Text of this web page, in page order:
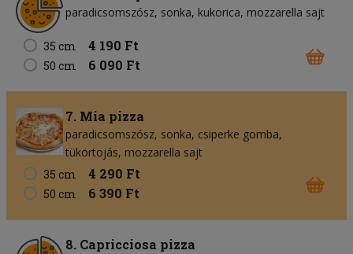
paradicsomszósz sonka kukorica mozzarella sajt
35 cm 4 190 Ft
50 cm 6 090 Ft
7. Mia pizza
paradicsomszósz sonka csiperke gomba
tükörtojás mozzarella sajt
35 cm
4 290 Ft
50 cm 6 390 Ft
8. Capricciosa pizza